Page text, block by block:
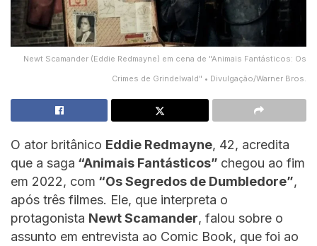
Newt Scamander (Eddie Redmayne) em cena de "Animais Fantásticos: Os
Crimes de Grindelwald" • Divulgação/Warner Bros.
O ator britânico Eddie Redmayne, 42, acredita
que a saga “Animais Fantásticos” chegou ao fim
em 2022, com “Os Segredos de Dumbledore”,
após três filmes. Ele, que interpreta o
protagonista Newt Scamander, falou sobre o
assunto em entrevista ao Comic Book, que foi ao